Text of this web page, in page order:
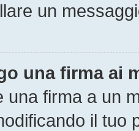
un
una firma ai
una firma a un
il tuo